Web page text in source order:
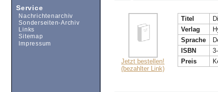
Jetzt bestellen!
(bezahlter Link)
Titel
Verlag
Sprache
ISBN
Preis
Service
Nachrichtenarchiv
Sonderseiten-Archiv
Links
Sitemap
Impressum